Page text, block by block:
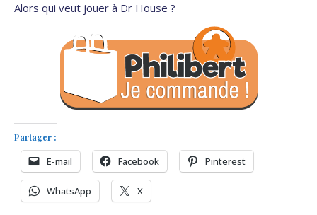
Alors qui veut jouer à Dr House ?
Partager :
E-mail Facebook Pinterest
WhatsApp X